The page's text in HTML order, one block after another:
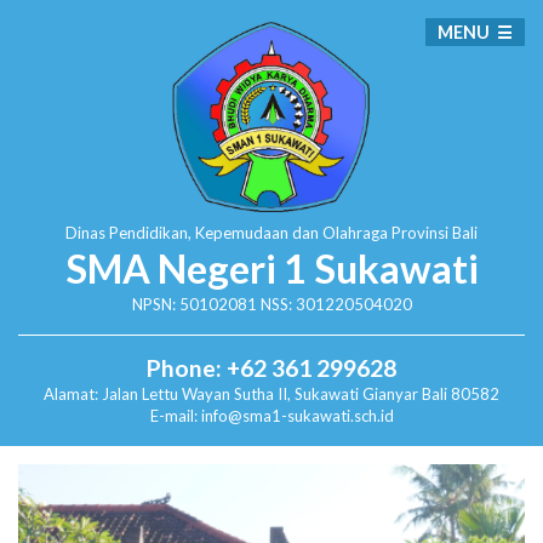
Dinas Pendidikan, Kepemudaan dan Olahraga Provinsi Bali
SMA Negeri 1 Sukawati
NPSN: 50102081 NSS: 301220504020
Phone: +62 361 299628
Alamat: Jalan Lettu Wayan Sutha II, SukawatiGianyar Bali 80582
E-mail: info@sma1-sukawati.sch.id
MENU